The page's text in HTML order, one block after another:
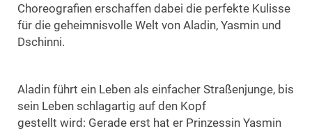
Choreografien erschaffen dabei die perfekte Kulisse
für die geheimnisvolle Welt von Aladin, Yasmin und
Dschinni.
Aladin führt ein Leben als einfacher Straßenjunge, bis
sein Leben schlagartig auf den Kopf
gestellt wird: Gerade erst hat er Prinzessin Yasmin